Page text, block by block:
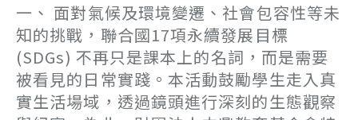
一、 面對氣候及環境變遷、社會包容性等未
知的挑戰，聯合國17項永續發展目標
(SDGs) 不再只是課本上的名詞，而是需要
被看見的日常實踐。本活動鼓勵學生走入真
實生活場域，透過鏡頭進行深刻的生態觀察